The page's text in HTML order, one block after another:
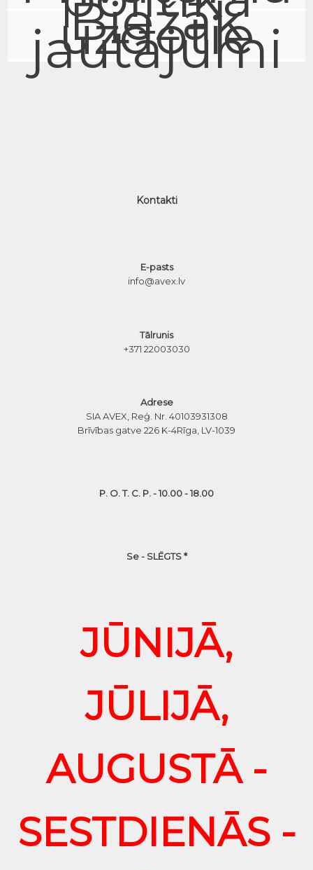
Biežāk
uzdotie
jautājumi
Kontakti
E-pasts
info@avex.lv
Tālrunis
+371 22003030
Adrese
SIA AVEX, Reģ. Nr. 40103931308
Brīvības gatve 226 K-4Rīga, LV-1039
P. O. T. C. P. - 10.00 - 18.00
Se - SLĒGTS *
JŪNIJĀ,
JŪLIJĀ,
AUGUSTĀ -
SESTDIENĀS -